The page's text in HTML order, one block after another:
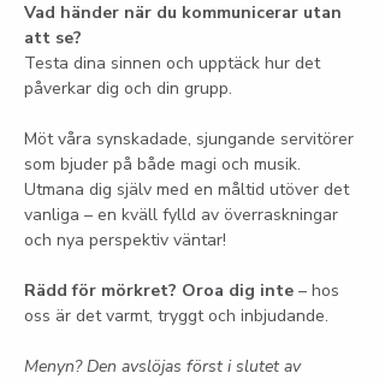
Vad händer när du kommunicerar utan
att se?
Testa dina sinnen och upptäck hur det
påverkar dig och din grupp.
Möt våra synskadade, sjungande servitörer
som bjuder på både magi och musik.
Utmana dig själv med en måltid utöver det
vanliga – en kväll fylld av överraskningar
och nya perspektiv väntar!
Rädd för mörkret? Oroa dig inte – hos
oss är det varmt, tryggt och inbjudande.
Menyn? Den avslöjas först i slutet av